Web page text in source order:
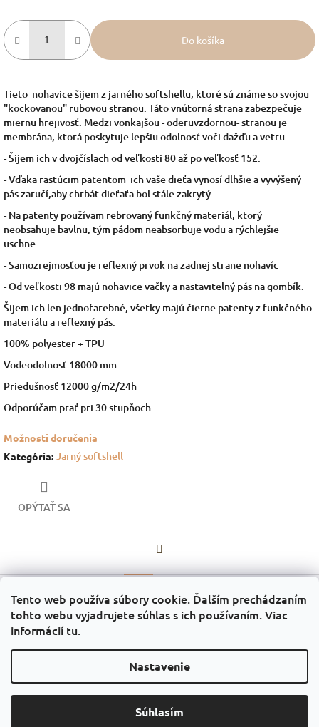
Tento web používa súbory cookie. Ďalším prechádzaním
tohto webu vyjadrujete súhlas s ich používaním. Viac
informáciítu.
Nastavenie
Súhlasím
Do košíka
Tieto nohavice šijem z jarného softshellu, ktoré sú známe so svojou
"kockovanou" rubovou stranou. Táto vnútorná strana zabezpečuje
miernu hrejivosť. Medzi vonkajšou - oderuvzdornou- stranou je
membrána, ktorá poskytuje lepšiu odolnosť voči dažďu a vetru.
- Šijem ich v dvojčíslach od veľkosti 80 až po veľkosť 152.
- Vďaka rastúcim patentom ich vaše dieťa vynosí dlhšie a vyvýšený
pás zaručí,aby chrbát dieťaťa bol stále zakrytý.
- Na patenty používam rebrovaný funkčný materiál, ktorý
neobsahuje bavlnu, tým pádom neabsorbuje vodu a rýchlejšie
uschne.
- Samozrejmosťou je reflexný prvok na zadnej strane nohavíc
- Od veľkosti 98 majú nohavice vačky a nastavitelný pás na gombík.
Šijem ich len jednofarebné, všetky majú čierne patenty z funkčného
materiálu a reflexný pás.
100% polyester + TPU
Vodeodolnosť 18000 mm
Priedušnosť 12000 g/m2/24h
Odporúčam prať pri 30 stupňoch.
Možnosti doručenia
Kategória: Jarný softshell
OPÝTAŤ SA
Popis produktu nie je dostupný